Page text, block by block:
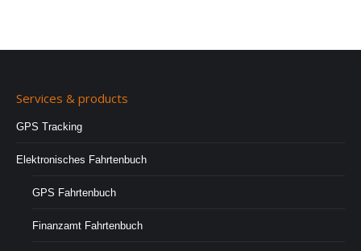
Services & products
GPS Tracking
Elektronisches Fahrtenbuch
GPS Fahrtenbuch
Finanzamt Fahrtenbuch